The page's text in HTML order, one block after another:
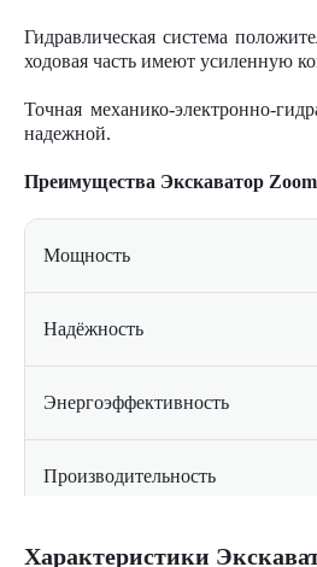
Гидравлическая система
ходовая часть имеют усиленную
Точная механико-электронно-
надежной.
Преимущества Экскаватор
Мощность
Надёжность
Энергоэффективность
Производительность
Комфорт
Характеристики